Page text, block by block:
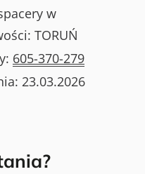
w
TORUŃ
605-370-279
23.03.2026